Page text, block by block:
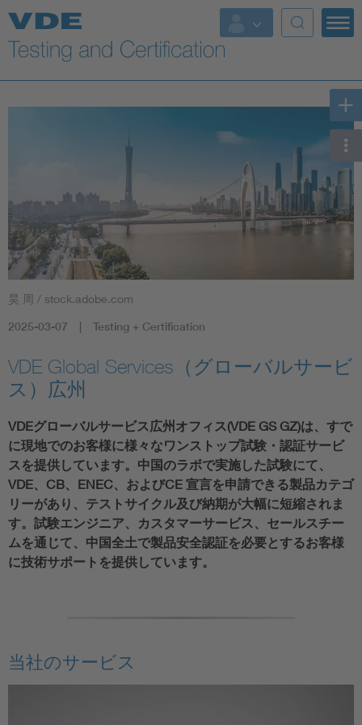
Key Topics
昊 周 / stock.adobe.com
2025-03-07 Testing + Certification
VDE Global Services（グローバルサービ
ス）広州
VDEグローバルサービス広州オフィス(VDE GS GZ)は、すで
に現地でのお客様に様々なワンストップ試験・認証サービ
スを提供しています。中国のラボで実施した試験にて、
VDE、CB、ENEC、およびCE 宣言を申請できる製品カテゴ
リーがあり、テストサイクル及び納期が大幅に短縮されま
す。試験エンジニア、カスタマーサービス、セールスチー
ムを通じて、中国全土で製品安全認証を必要とするお客様
に技術サポートを提供しています。
当社のサービス